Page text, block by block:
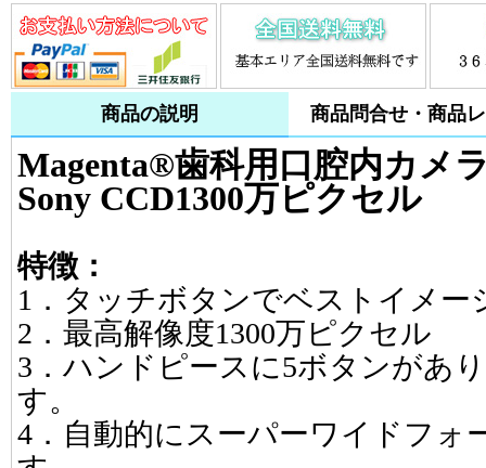
商品の説明 商品問合せ・商品
Magenta®歯科用口腔内カメ
Sony CCD1300万ピクセル
特徴：
1．タッチボタンでベストイメー
2．最高解像度1300万ピクセル
3．ハンドピースに5ボタンがあ
す。
4．自動的にスーパーワイドフォ